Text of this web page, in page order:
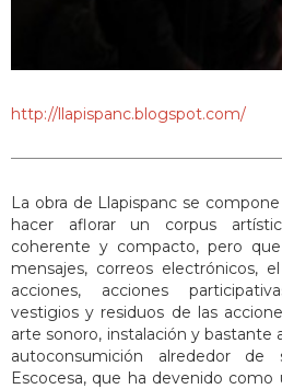
http://llapispanc.blogspot.com/
La obra de Llapispanc se
hacer aflorar un corpus
coherente y compacto, pero
mensajes, correos electrónicos,
acciones, acciones
vestigios y residuos de las
arte sonoro, instalación y
autoconsumición alrededor
Escocesa, que ha devenido